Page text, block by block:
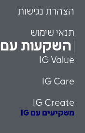
הצהרת נגישות
תנאי שימוש
השקעות עם IG
IG Value
IG Care
IG Create
משקיעים עם IG